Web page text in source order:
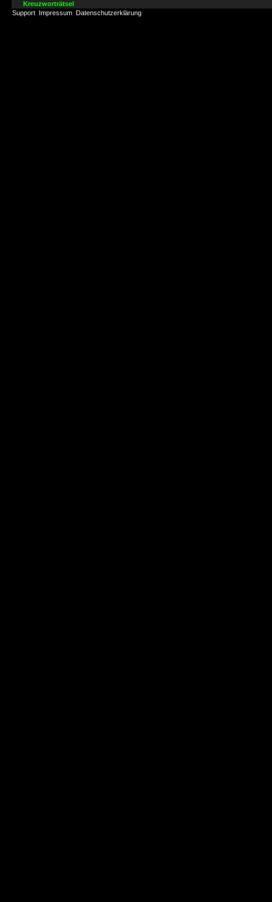
Kreuzworträtsel
Support Impressum Datenschutzerklärung